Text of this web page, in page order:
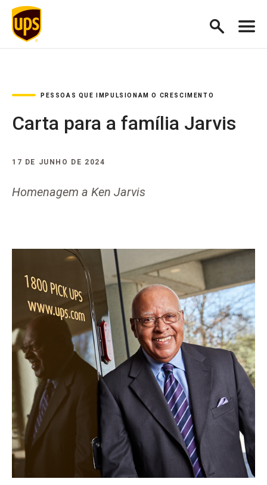
PESSOAS QUE IMPULSIONAM O CRESCIMENTO
Carta para a família Jarvis
17 DE JUNHO DE 2024
Homenagem a Ken Jarvis